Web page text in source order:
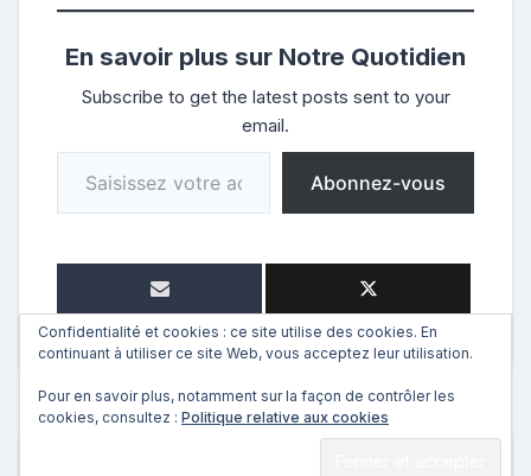
En savoir plus sur Notre Quotidien
Subscribe to get the latest posts sent to your
email.
Saisissez votre adresse e-mail…
Abonnez-vous
Confidentialité et cookies : ce site utilise des cookies. En
continuant à utiliser ce site Web, vous acceptez leur utilisation.
Pour en savoir plus, notamment sur la façon de contrôler les
cookies, consultez : Politique relative aux cookies